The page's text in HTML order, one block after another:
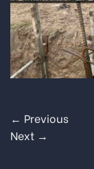
← Previous
Next →